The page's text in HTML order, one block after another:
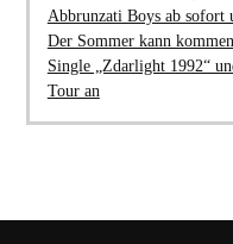
Abbrunzati Boys ab sofort
Der Sommer kann
Single „Zdarlight 1992“
Tour an